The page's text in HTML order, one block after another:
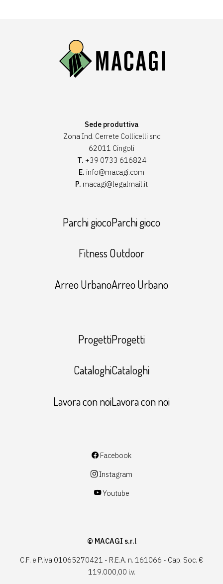
Sede produttiva
Zona Ind. Cerrete Collicelli snc
62011 Cingoli
T. +39 0733 616824
E. info@macagi.com
P. macagi@legalmail.it
Parchi giocoParchi gioco
Fitness Outdoor
Arreo UrbanoArreo Urbano
ProgettiProgetti
CataloghiCataloghi
Lavora con noiLavora con noi
Facebook
Instagram
Youtube
© MACAGI s.r.l
C.F. e P.iva 01065270421 - R.E.A. n. 161066 - Cap. Soc. €
119.000,00 i.v.